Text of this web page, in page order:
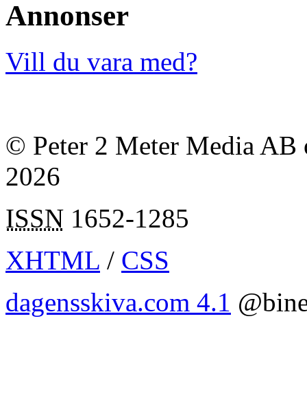
Annonser
Vill du vara med?
© Peter 2 Meter Media AB
2026
ISSN 1652-1285
XHTML / CSS
dagensskiva.com 4.1